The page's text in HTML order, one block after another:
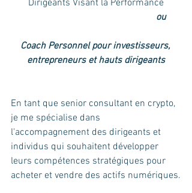
Dirigeants Visant la Performance
Coach Personnel pour investisseurs,
entrepreneurs et hauts dirigeants
En tant que senior consultant en crypto,
je me spécialise dans
l'accompagnement des dirigeants et
individus qui souhaitent développer
leurs compétences stratégiques pour
acheter et vendre des actifs numériques.